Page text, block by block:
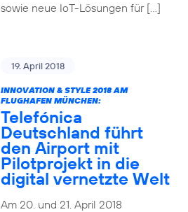
sowie neue IoT-Lösungen für […]
19. April 2018
INNOVATION & STYLE 2018 AM
FLUGHAFEN MÜNCHEN:
Telefónica
Deutschland führt
den Airport mit
Pilotprojekt in die
digital vernetzte Welt
Am 20. und 21. April 2018